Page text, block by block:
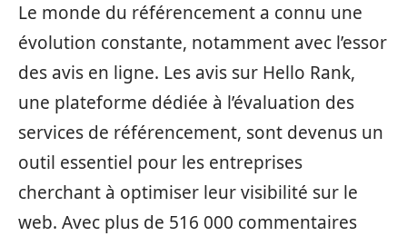
Le monde du référencement a connu une
évolution constante, notamment avec l’essor
des avis en ligne. Les avis sur Hello Rank,
une plateforme dédiée à l’évaluation des
services de référencement, sont devenus un
outil essentiel pour les entreprises
cherchant à optimiser leur visibilité sur le
web. Avec plus de 516 000 commentaires